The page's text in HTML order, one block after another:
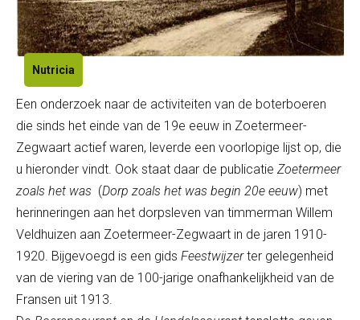
Nutricia
Een onderzoek naar de activiteiten van de boterboeren
die sinds het einde van de 19e eeuw in Zoetermeer-
Zegwaart actief waren, leverde een voorlopige lijst op, die
u hieronder vindt. Ook staat daar de publicatie Zoetermeer
zoals het was (Dorp zoals het was begin 20e eeuw) met
herinneringen aan het dorpsleven van timmerman Willem
Veldhuizen aan Zoetermeer-Zegwaart in de jaren 1910-
1920. Bijgevoegd is een gids Feestwijzerter gelegenheid
van de viering van de 100-jarige onafhankelijkheid van de
Fransen uit 1913.